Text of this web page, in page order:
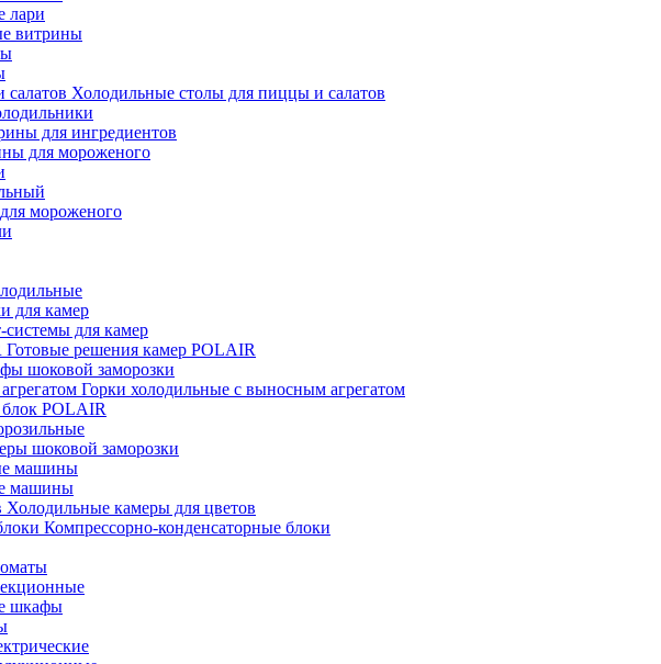
лари
витрины
Холодильные столы для пиццы и салатов
для ингредиентов
для мороженого
мороженого
для камер
для камер
Готовые решения камер POLAIR
шоковой заморозки
Горки холодильные с выносным агрегатом
POLAIR
шоковой заморозки
машины
машины
Холодильные камеры для цветов
Компрессорно-конденсаторные блоки
шкафы